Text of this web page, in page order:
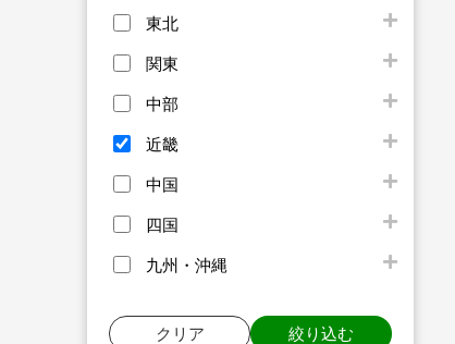
東北
関東
中部
近畿
中国
四国
九州・沖縄
クリア 絞り込む